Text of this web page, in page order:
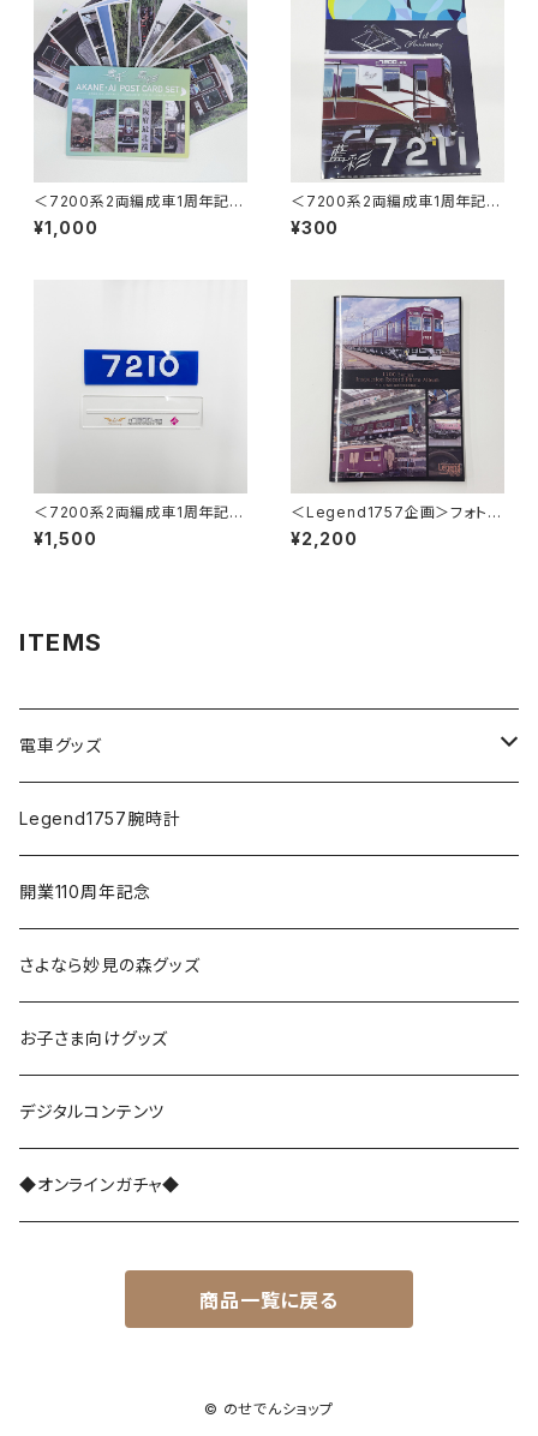
＜7200系2両編成車1周年記念
＞ポストカード12枚セット
¥1,000
＜7200系2両編成車1周年記念
＞藍彩クリアファイル
¥300
＜7200系2両編成車1周年記念
＞車番・ワンマン両面プレートス
タンド （7210号車）
¥1,500
＜Legend1757企画＞フォトア
ルバム Inspection Record ～
最後の重要部検査～
¥2,200
ITEMS
電車グッズ
鉄道模型（Nゲージ）
さよなら復刻塗装車両
能勢1700系
レジェンド1757
さよなら1755
能勢3100系
能勢5100系
能勢7200系
能勢6002編成
マグネット付アクリルプレート
Legend1757腕時計
開業110周年記念
さよなら妙見の森グッズ
お子さま向けグッズ
デジタルコンテンツ
◆オンラインガチャ◆
商品一覧に戻る
© のせでんショップ